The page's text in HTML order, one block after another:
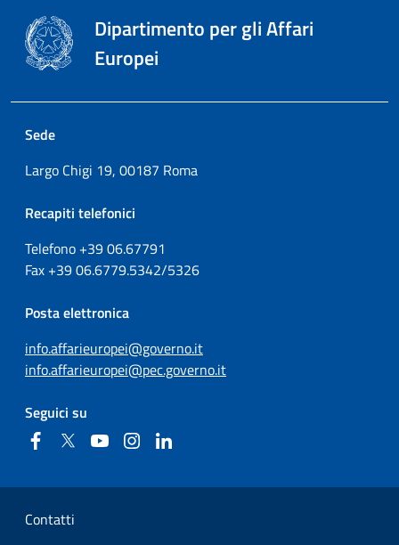
Dipartimento per gli Affari
Europei
Sede
Largo Chigi 19, 00187 Roma
Recapiti telefonici
Telefono +3906.67791
Fax +3906.6779.5342/5326
Posta elettronica
info.affarieuropei@governo.it
info.affarieuropei@pec.governo.it
Seguici su
FacebookTwitter YouTubeInstagram
Sezione Link Utili
Contatti